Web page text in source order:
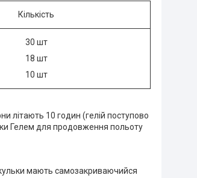
Кількість
30 шт
18 шт
10 шт
літають 10 годин (гелій поступово
Гелем для продовження польоту
кульки мають самозакриваючийся